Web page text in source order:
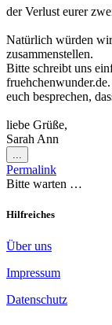
der Verlust eurer
Natürlich würden
zusammenstellen.
Bitte schreibt uns
euch besprechen,
liebe Grüße,
Sarah Ann
...
Metabox
ein-/ausblenden.
Permalink
Bitte warten …
Hilfreiches
Über uns
Impressum
Datenschutz